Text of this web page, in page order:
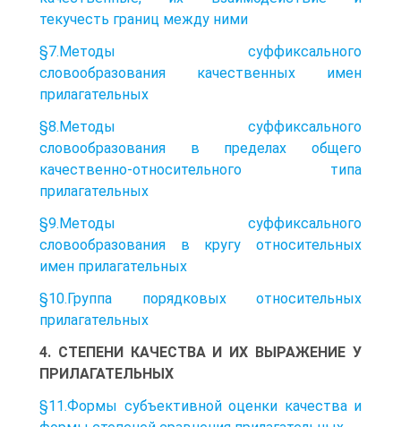
текучесть границ между ними
§7.Методы суффиксального
словообразования качественных имен
прилагательных
§8.Методы суффиксального
словообразования в пределах общего
качественно-относительного типа
прилагательных
§9.Методы суффиксального
словообразования в кругу относительных
имен прилагательных
§10.Группа порядковых относительных
прилагательных
4. СТЕПЕНИ КАЧЕСТВА И ИХ ВЫРАЖЕНИЕ У
ПРИЛАГАТЕЛЬНЫХ
§11.Формы субъективной оценки качества и